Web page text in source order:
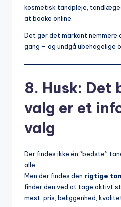
kosmetisk tandpleje,
at booke online.
Det gør det markant
gang – og undgå ubehagelige
8. Husk: Det
valg er et
valg
Der findes ikke én “bedste”
alle.
Men der findes den rigtige
finder den ved at tage aktivt
mest: pris, beliggenhed,